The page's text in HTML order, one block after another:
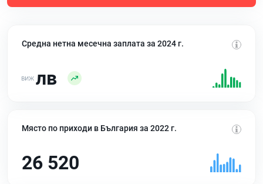
Средна нетна месечна заплата за 2024 г.
лв
Място по приходи в България за 2022 г.
26 520